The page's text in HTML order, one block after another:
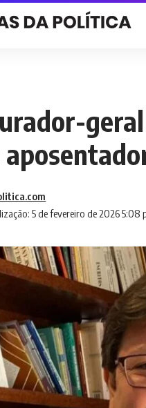
5 de fevereiro de 2026 5:08